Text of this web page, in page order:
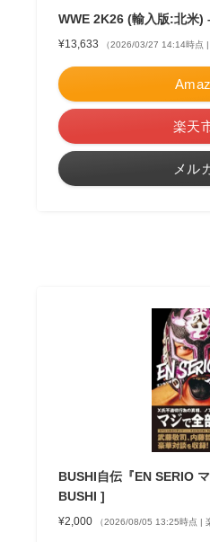
WWE 2K26 (輸入版:北米)
¥13,633 （2026/03/27 14:14時点 |
楽天
メル
BUSHI自伝『EN SERIO
BUSHI ]
¥2,000 （2026/08/05 13:25時点 |